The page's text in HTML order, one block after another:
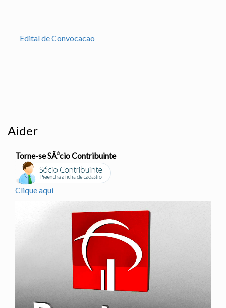
Edital de Convocacao
Aider
Torne-se SÃ³cio Contribuinte
Clique aqui